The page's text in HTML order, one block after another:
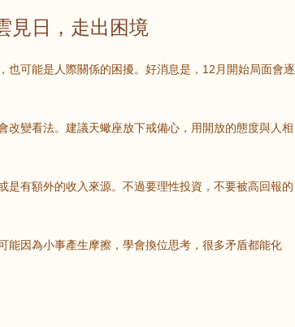
見日，走出困境
也可能是人際關係的困擾。好消息是，12月開始局面會逐
改變看法。建議天蠍座放下戒備心，用開放的態度與人相
是有額外的收入來源。不過要理性投資，不要被高回報的
能因為小事產生摩擦，學會換位思考，很多矛盾都能化